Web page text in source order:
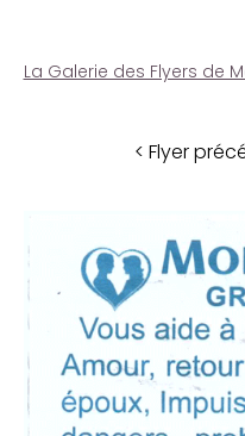
La Galerie des Flyers de
< Flyer